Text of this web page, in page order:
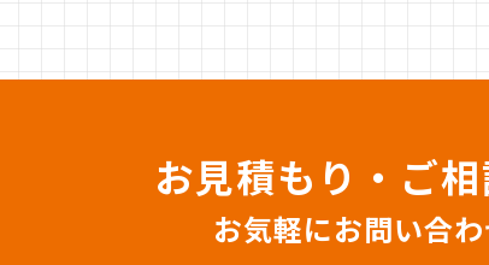
お見積もり・ご
お気軽にお問い合わ